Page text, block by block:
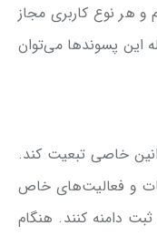
و هر نوع كاربری مجاز
این پسوندها می‌توان
خاصی تبعیت کند.
و فعالیت‌های خاص
دامنه کنند. هنگام